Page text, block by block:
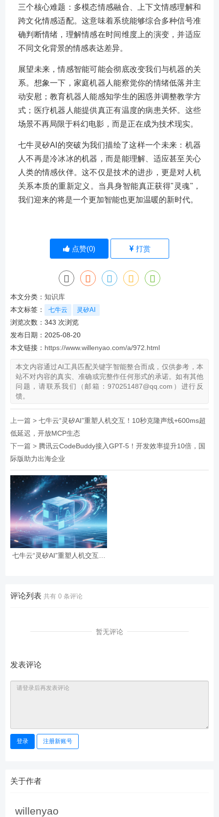
三个核心难题：多模态情感融合、上下文情感理解和
跨文化情感适配。这意味着系统能够综合多种信号准
确判断情绪，理解情感在时间维度上的演变，并适应
不同文化背景的情感表达差异。
展望未来，情感智能可能会彻底改变我们与机器的关
系。想象一下，家庭机器人能察觉你的情绪低落并主
动安慰；教育机器人能感知学生的困惑并调整教学方
式；医疗机器人能提供真正有温度的病患关怀。这些
场景不再局限于科幻电影，而是正在成为技术现实。
七牛灵矽AI的突破为我们描绘了这样一个未来：机器
人不再是冷冰冰的机器，而是能理解、适应甚至关心
人类的情感伙伴。这不仅是技术的进步，更是对人机
关系本质的重新定义。当具身智能真正获得"灵魂"，
我们迎来的将是一个更加智能也更加温暖的新时代。
点赞(0) 打赏
本文分类： 知识库
本文标签：
七牛云 灵矽AI
浏览次数： 343 次浏览
发布日期：2025-08-20
本文链接： https://www.willenyao.com/a/972.html
本文内容通过AI工具匹配关键字智能整合而成，仅供参考，本
站不对内容的真实、准确或完整作任何形式的承诺。如有其他
问题，请联系我们（邮箱：970251487@qq.com）进行反
馈。
上一篇 > 七牛云“灵矽AI”重塑人机交互！10秒克隆声线+600ms超
低延迟，开放MCP生态
下一篇 > 腾讯云CodeBuddy接入GPT-5！开发效率提升10倍，国
际版助力出海企业
七牛云“灵矽AI”重塑人机交互！
评论列表 共有 0 条评论
暂无评论
发表评论
登录 注册新账号
关于作者
willenyao